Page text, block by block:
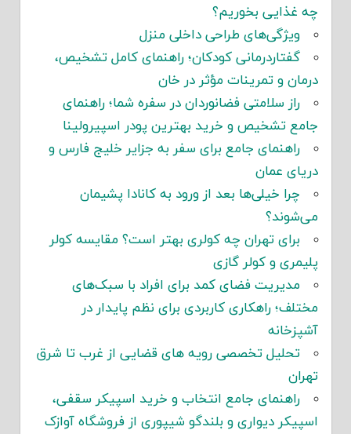
چه غذایی بخوریم؟
ویژگی‌های طراحی داخلی منزل
گفتاردرمانی کودکان؛ راهنمای کامل تشخیص،
درمان و تمرینات مؤثر در خان
راز سلامتی فضانوردان در سفره شما؛ راهنمای
جامع تشخیص و خرید بهترین پودر اسپیرولینا
راهنمای جامع برای سفر به جزایر خلیج فارس و
دریای عمان
چرا خیلی‌ها بعد از ورود به کانادا پشیمان
می‌شوند؟
برای تهران چه کولری بهتر است؟ مقایسه کولر
پلیمری و کولر گازی
مدیریت فضای کمد برای افراد با سبک‌های
مختلف؛ راهکاری کاربردی برای نظم پایدار در
آشپزخانه
تحلیل تخصصی رویه های قضایی از غرب تا شرق
تهران
راهنمای جامع انتخاب و خرید اسپیکر سقفی،
اسپیکر دیواری و بلندگو شیپوری از فروشگاه آوازک